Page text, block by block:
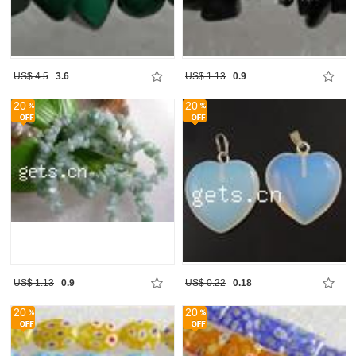
US$ 4.5 3.6 US$ 1.13 0.9
20
US$ 1.13 0.9
20
US$ 0.22 0.18
20 20